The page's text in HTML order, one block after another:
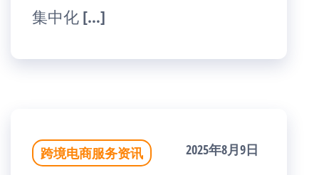
集中化 […]
跨境电商服务资讯 2025年8月9日